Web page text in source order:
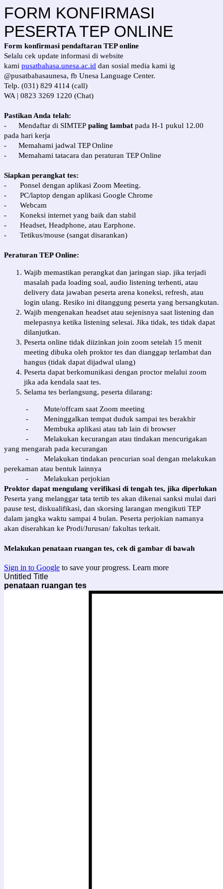
FORM KONFIRMASI
PESERTA TEP ONLINE
Form konfirmasi pendaftaran TEP online
Selalu cek update informasi di website
kami pusatbahasa.unesa.ac.id dan sosial media kami ig
@pusatbahasaunesa, fb Unesa Language Center.
Telp. (031) 829 4114 (call)
WA | 0823 3269 1220 (Chat)
Pastikan Anda telah:
- Mendaftar di SIMTEP paling lambat pada H-1 pukul 12.00
pada hari kerja
- Memahami jadwal TEP Online
- Memahami tatacara dan peraturan TEP Online
Siapkan perangkat tes:
-
Ponsel dengan aplikasi Zoom Meeting.
-
PC/laptop dengan aplikasi Google Chrome
-
Webcam
-
Koneksi internet yang baik dan stabil
-
Headset, Headphone, atau Earphone.
-
Tetikus/mouse (sangat disarankan)
Peraturan TEP Online:
Wajib memastikan perangkat dan jaringan siap. jika terjadi
masalah pada loading soal, audio listening terhenti, atau
delivery data jawaban peserta arena koneksi, refresh, atau
login ulang. Resiko ini ditanggung peserta yang bersangkutan.
Wajib mengenakan headset atau sejenisnya saat listening dan
melepasnya ketika listening selesai. Jika tidak, tes tidak dapat
dilanjutkan.
Peserta online tidak diizinkan join zoom setelah 15 menit
meeting dibuka oleh proktor tes dan dianggap terlambat dan
hangus (tidak dapat dijadwal ulang)
Peserta dapat berkomunikasi dengan proctor melalui zoom
jika ada kendala saat tes.
Selama tes berlangsung, peserta dilarang:
-
Mute/offcam saat Zoom meeting
-
Meninggalkan tempat duduk sampai tes berakhir
-
Membuka aplikasi atau tab lain di browser
-
Melakukan kecurangan atau tindakan mencurigakan
yang mengarah pada kecurangan
-
Melakukan tindakan pencurian soal dengan melakukan
perekaman atau bentuk lainnya
-
Melakukan perjokian
Proktor dapat mengulang verifikasi di tengah tes, jika diperlukan
Peserta yang melanggar tata tertib tes akan dikenai sanksi mulai dari
pause test, diskualifikasi, dan skorsing larangan mengikuti TEP
dalam jangka waktu sampai 4 bulan. Peserta perjokian namanya
akan diserahkan ke Prodi/Jurusan/ fakultas terkait.
Melakukan penataan ruangan tes, cek di gambar di bawah
Sign in to Google to save your progress. Learn more
Untitled Title
penataan ruangan tes